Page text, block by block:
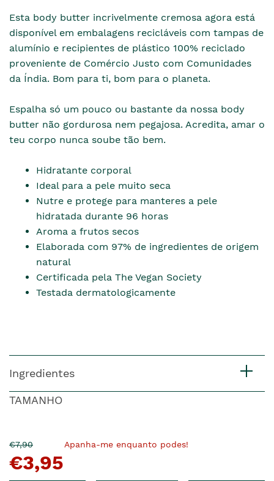
Esta body butter incrivelmente cremosa agora está
disponível em embalagens recicláveis com tampas de
alumínio e recipientes de plástico 100% reciclado
proveniente de Comércio Justo com Comunidades
da Índia. Bom para ti, bom para o planeta.
Espalha só um pouco ou bastante da nossa body
butter não gordurosa nem pegajosa. Acredita, amar o
teu corpo nunca soube tão bem.
Hidratante corporal
Ideal para a pele muito seca
Nutre e protege para manteres a pele
hidratada durante 96 horas
Aroma a frutos secos
Elaborada com 97% de ingredientes de origem
natural
Certificada pela The Vegan Society
Testada dermatologicamente
Ingredientes
TAMANHO
O
pre�o
anterior
€7,90Agora
�
€3,95
Apanha-me enquanto podes!